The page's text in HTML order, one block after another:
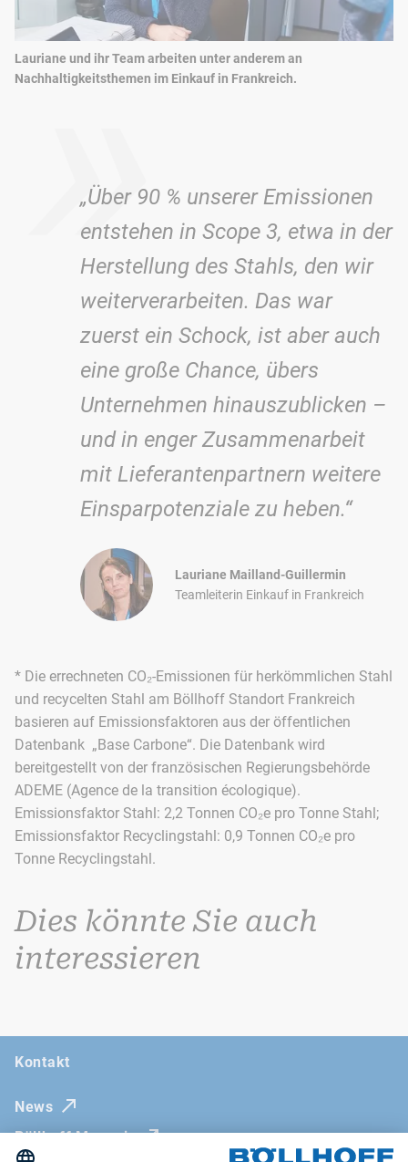
Lauriane und ihr Team arbeiten unter anderem an
Nachhaltigkeitsthemen im Einkauf in Frankreich.
„Über 90 % unserer Emissionen
entstehen in Scope 3, etwa in der
Herstellung des Stahls, den wir
weiterverarbeiten. Das war
zuerst ein Schock, ist aber auch
eine große Chance, übers
Unternehmen hinauszublicken –
und in enger Zusammenarbeit
mit Lieferantenpartnern weitere
Einsparpotenziale zu heben.“
Lauriane Mailland-Guillermin
Teamleiterin Einkauf in Frankreich
»
* Die errechneten CO₂-Emissionen für herkömmlichen Stahl
und recycelten Stahl am Böllhoff Standort Frankreich
basieren auf Emissionsfaktoren aus der öffentlichen
Datenbank „Base Carbone“. Die Datenbank wird
bereitgestellt von der französischen Regierungsbehörde
ADEME (Agence de la transition écologique).
Emissionsfaktor Stahl: 2,2 Tonnen CO₂e pro Tonne Stahl;
Emissionsfaktor Recyclingstahl: 0,9 Tonnen CO₂e pro
Tonne Recyclingstahl.
Dies könnte Sie auch
interessieren
Kontakt
News
Böllhoff Magazin